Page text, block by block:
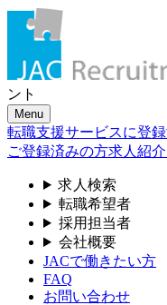
ント
Menu
転職支援サービスに登
ご登録済みの方求人紹
求人検索
転職希望者
採用担当者
会社概要
JACで働きたい方
FAQ
お問い合わせ